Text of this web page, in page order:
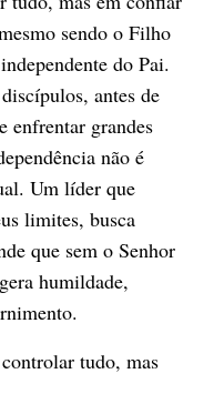
sendo o Filho
do Pai.
antes de
enfrentar grandes
não é
Um líder que
limites, busca
que sem o Senhor
humildade,
tudo, mas